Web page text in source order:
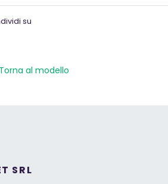
su
Torna al modello
SRL